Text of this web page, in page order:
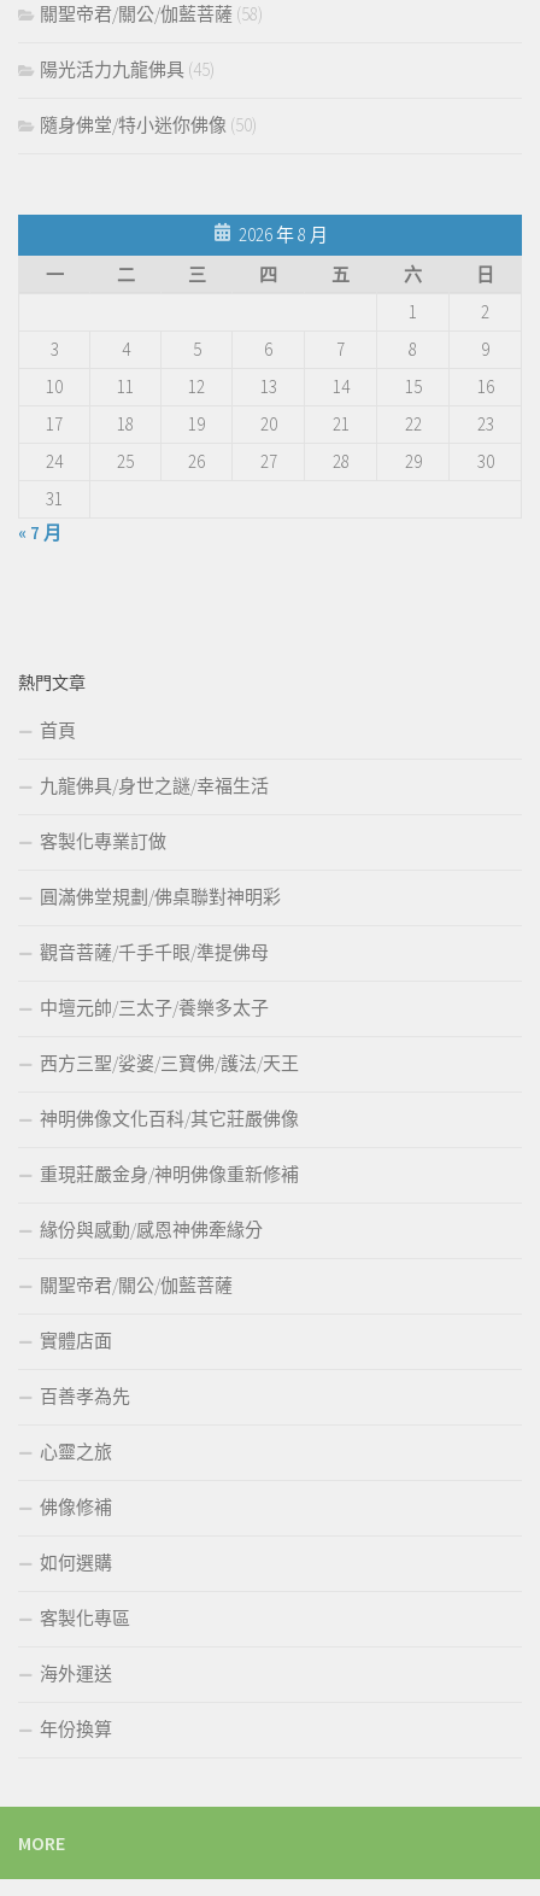
關聖帝君/關公/伽藍菩薩 (58)
陽光活力九龍佛具 (45)
隨身佛堂/特小迷你佛像 (50)
2026 年 8 月
一
二 三 四 五 六
日
1
2
3
4 5 6 7 8
9
10
11 12 13 14 15
16
17
18 19 20 21 22
23
24
25 26 27 28 29
30
31
« 7 月
熱門文章
首頁
九龍佛具/身世之謎/幸福生活
客製化專業訂做
圓滿佛堂規劃/佛桌聯對神明彩
觀音菩薩/千手千眼/準提佛母
中壇元帥/三太子/養樂多太子
西方三聖/娑婆/三寶佛/護法/天王
神明佛像文化百科/其它莊嚴佛像
重現莊嚴金身/神明佛像重新修補
緣份與感動/感恩神佛牽緣分
關聖帝君/關公/伽藍菩薩
實體店面
百善孝為先
心靈之旅
佛像修補
如何選購
客製化專區
海外運送
年份換算
MORE